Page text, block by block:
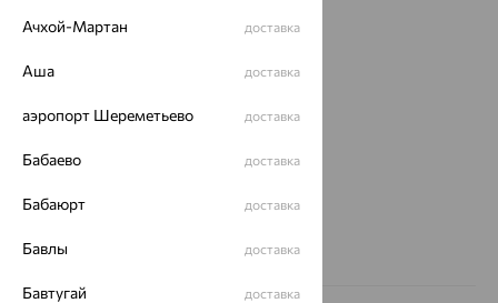
О нас
Магазины и доставка г. Липецк
еще 3
8 (800) 250-02-30
Ачхой-Мартан доставка
Аша доставка
аэропорт Шереметьево доставка
Бабаево доставка
Бабаюрт доставка
Бавлы доставка
Бавтугай доставка